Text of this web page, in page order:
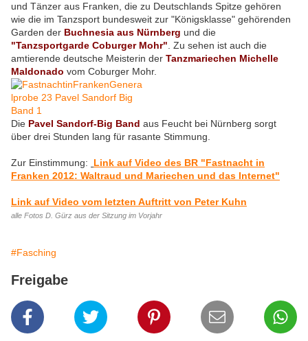
und Tänzer aus Franken, die zu Deutschlands Spitze gehören
wie die im Tanzsport bundesweit zur "Königsklasse" gehörenden
Garden der Buchnesia aus Nürnberg und die
"Tanzsportgarde Coburger Mohr" . Zu sehen ist auch die
amtierende deutsche Meisterin der Tanzmariechen Michelle
Maldonado vom Coburger Mohr.
Die Pavel Sandorf-Big Band aus Feucht bei Nürnberg sorgt
über drei Stunden lang für rasante Stimmung.
Zur Einstimmung:
Link auf Video des BR "Fastnacht in
Franken 2012: Waltraud und Mariechen und das Internet"
Link auf Video vom letzten Auftritt von Peter Kuhn
alle Fotos D. Gürz aus der Sitzung im Vorjahr
#Fasching
Freigabe